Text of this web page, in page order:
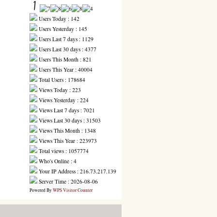
Users Today : 142
Users Yesterday : 145
Users Last 7 days : 1129
Users Last 30 days : 4377
Users This Month : 821
Users This Year : 40004
Total Users : 178684
Views Today : 223
Views Yesterday : 224
Views Last 7 days : 7021
Views Last 30 days : 31503
Views This Month : 1348
Views This Year : 223973
Total views : 1057774
Who's Online : 4
Your IP Address : 216.73.217.139
Server Time : 2026-08-06
Powered ByWPS Visitor Counter